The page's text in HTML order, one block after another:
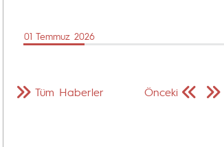
01 Temmuz 2026
Önceki
Tüm Haberler